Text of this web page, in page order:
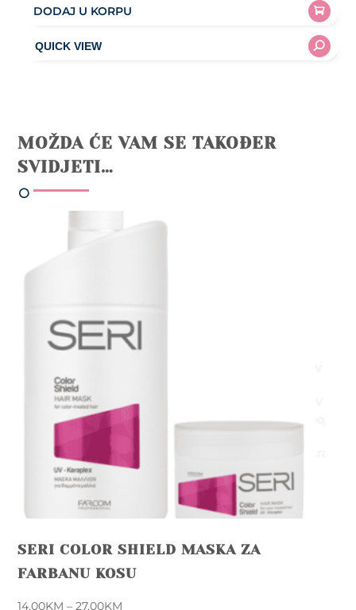
DODAJ U KORPU
MOŽDA ĆE VAM SE TAKOĐER
SVIDJETI…
SERI COLOR SHIELD MASKA ZA
FARBANU KOSU
14,00KM – 27,00KM